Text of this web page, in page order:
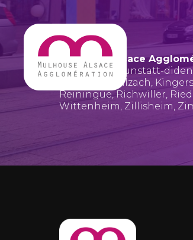
Mulhouse Alsace
Bruebach, Brunstatt-
Illzach,
Reiningue,Richwiller,
Wittenheim, Zillisheim,